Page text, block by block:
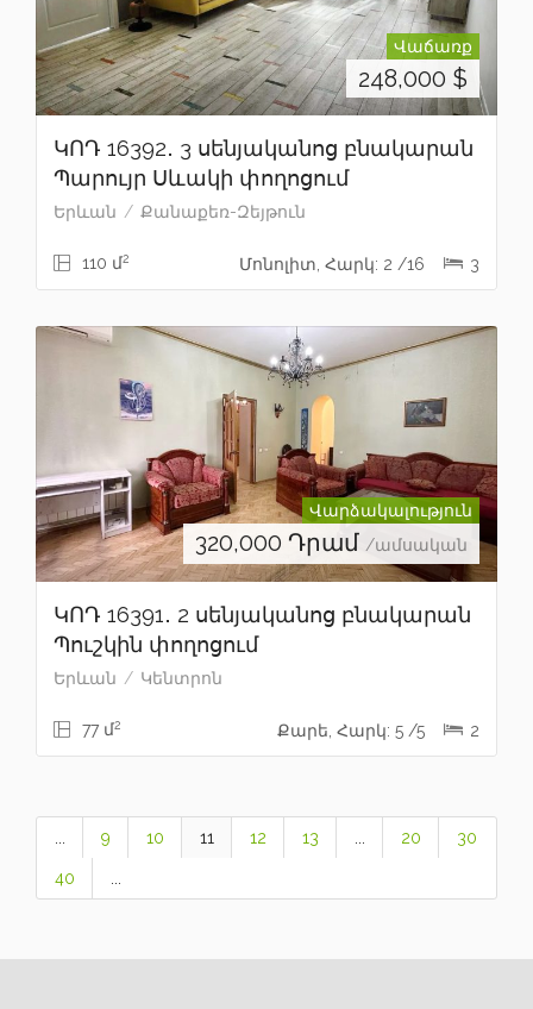
Վաճառք
248,000 $
ԿՈԴ 16392․ 3 սենյականոց բնակարան
Պարույր Սևակի փողոցում
Երևան Քանաքեռ-Զեյթուն
110 մ2 Մոնոլիտ, Հարկ: 2 /16 3
Վարձակալություն
320,000 Դրամ /ամսական
ԿՈԴ 16391․ 2 սենյականոց բնակարան
Պուշկին փողոցում
Երևան Կենտրոն
77 մ2 Քարե, Հարկ: 5 /5 2
... 9 10 11 12 13 ... 20 30
40 ...